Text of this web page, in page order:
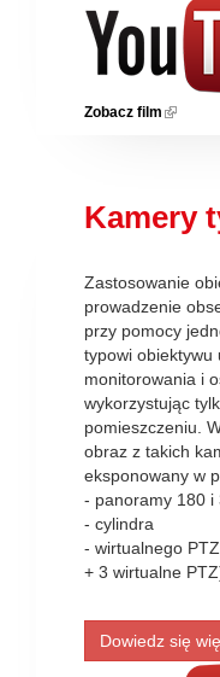
Zobacz film (link is
Kamery
Zastosowanie
prowadzenie
przy pomocy
typowi obiektywu
monitorowania i
wykorzystując
pomieszczeniu.
obraz z takich
eksponowany w
- panoramy 180 i
- cylindra
- wirtualnego
+ 3 wirtualne
Dowiedz się